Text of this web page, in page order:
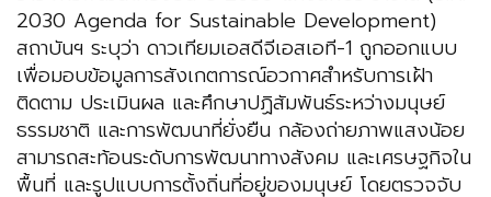
2030 Agenda for Sustainable Development)
สถาบันฯ ระบุว่า ดาวเทียมเอสดีจีเอสเอที-1 ถูกออกแบบ
เพื่อมอบข้อมูลการสังเกตการณ์อวกาศสำหรับการเฝ้า
ติดตาม ประเมินผล และศึกษาปฏิสัมพันธ์ระหว่างมนุษย์
ธรรมชาติ และการพัฒนาที่ยั่งยืน กล้องถ่ายภาพแสงน้อย
สามารถสะท้อนระดับการพัฒนาทางสังคม และเศรษฐกิจใน
พื้นที่ และรูปแบบการตั้งถิ่นที่อยู่ของมนุษย์ โดยตรวจจับ